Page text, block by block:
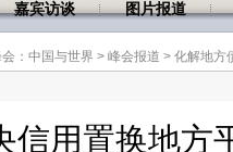
嘉宾访谈 图片报道
：中国与世界 > 峰会报道 > 化解地方
信用置换地方